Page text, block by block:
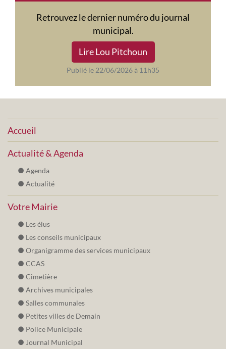
Retrouvez le dernier numéro du journal
municipal.
Lire Lou Pitchoun
Publié le 22/06/2026 à 11h35
Accueil
Actualité & Agenda
Agenda
Actualité
Votre Mairie
Les élus
Les conseils municipaux
Organigramme des services municipaux
CCAS
Cimetière
Archives municipales
Salles communales
Petites villes de Demain
Police Municipale
Journal Municipal